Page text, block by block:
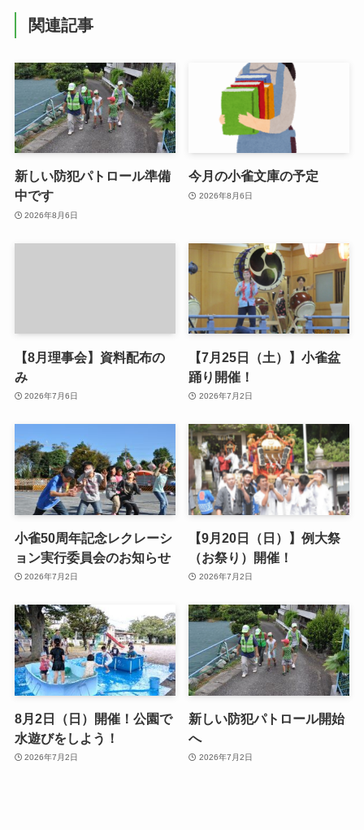
関連記事
新しい防犯パトロール準備
中です
2026年8月6日
今月の小雀文庫の予定
2026年8月6日
【8月理事会】資料配布の
み
2026年7月6日
【7月25日（土）】小雀盆
踊り開催！
2026年7月2日
小雀50周年記念レクレーシ
ョン実行委員会のお知らせ
2026年7月2日
【9月20日（日）】例大祭
（お祭り）開催！
2026年7月2日
8月2日（日）開催！公園で
水遊びをしよう！
2026年7月2日
新しい防犯パトロール開始
へ
2026年7月2日